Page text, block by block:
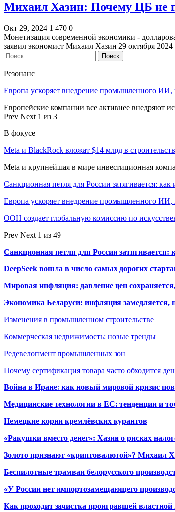
Михаил Хазин: Почему ЦБ не
Окт 29, 2024 1 470 0
Монетизация современной экономики -
заявил экономист Михаил Хазин 29 октября
Резонанс
Европа ускоряет внедрение промышленного ИИ,
Европейские компании все активнее внедряют
Prev Next 1 из 3
В фокусе
Meta и BlackRock вложат $14 млрд в
Meta и крупнейшая в мире инвестиционная
Санкционная петля для России затягивается:
Европа ускоряет внедрение промышленного
ООН создает глобальную комиссию по
Prev Next 1 из 49
Санкционная петля для России
DeepSeek вошла в число самых дорогих
Мировая инфляция: давление цен
Экономика Беларуси: инфляция замедляется,
Изменения в промышленном строительстве
Коммерческая недвижимость: новые тренды
Редевелопмент промышленных зон
Почему сертификация товара часто обходится
Война в Иране: как новый мировой кризис
Медицинские технологии в ЕС: тенденции и
Немецкие корни кремлёвских курантов
«Ракушки вместо денег»: Хазин о рисках
Золото признают «криптовалютой»? Михаил
Беспилотные трамваи белорусского
«У России нет импортозамещающего
Как проходит зачистка проигравшей